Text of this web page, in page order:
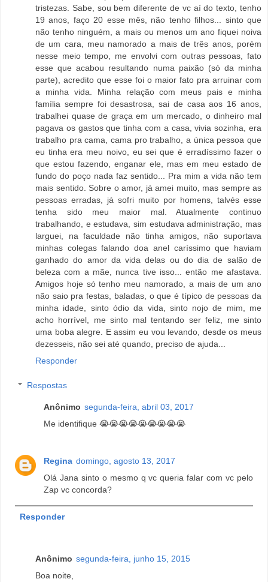
tristezas. Sabe, sou bem diferente de vc aí do texto, tenho
19 anos, faço 20 esse mês, não tenho filhos... sinto que
não tenho ninguém, a mais ou menos um ano fiquei noiva
de um cara, meu namorado a mais de três anos, porém
nesse meio tempo, me envolvi com outras pessoas, fato
esse que acabou resultando numa paixão (só da minha
parte), acredito que esse foi o maior fato pra arruinar com
a minha vida. Minha relação com meus pais e minha
família sempre foi desastrosa, sai de casa aos 16 anos,
trabalhei quase de graça em um mercado, o dinheiro mal
pagava os gastos que tinha com a casa, vivia sozinha, era
trabalho pra cama, cama pro trabalho, a única pessoa que
eu tinha era meu noivo, eu sei que é erradíssimo fazer o
que estou fazendo, enganar ele, mas em meu estado de
fundo do poço nada faz sentido... Pra mim a vida não tem
mais sentido. Sobre o amor, já amei muito, mas sempre as
pessoas erradas, já sofri muito por homens, talvés esse
tenha sido meu maior mal. Atualmente continuo
trabalhando, e estudava, sim estudava administração, mas
larguei, na faculdade não tinha amigos, não suportava
minhas colegas falando doa anel caríssimo que haviam
ganhado do amor da vida delas ou do dia de salão de
beleza com a mãe, nunca tive isso... então me afastava.
Amigos hoje só tenho meu namorado, a mais de um ano
não saio pra festas, baladas, o que é típico de pessoas da
minha idade, sinto ódio da vida, sinto nojo de mim, me
acho horrível, me sinto mal tentando ser feliz, me sinto
uma boba alegre. E assim eu vou levando, desde os meus
dezesseis, não sei até quando, preciso de ajuda...
Responder
Respostas
Anônimo segunda-feira, abril 03, 2017
Me identifique 😭😭😭😭😭😭😭😭😭
Regina domingo, agosto 13, 2017
Olá Jana sinto o mesmo q vc queria falar com vc pelo
Zap vc concorda?
Responder
Anônimo segunda-feira, junho 15, 2015
Boa noite,